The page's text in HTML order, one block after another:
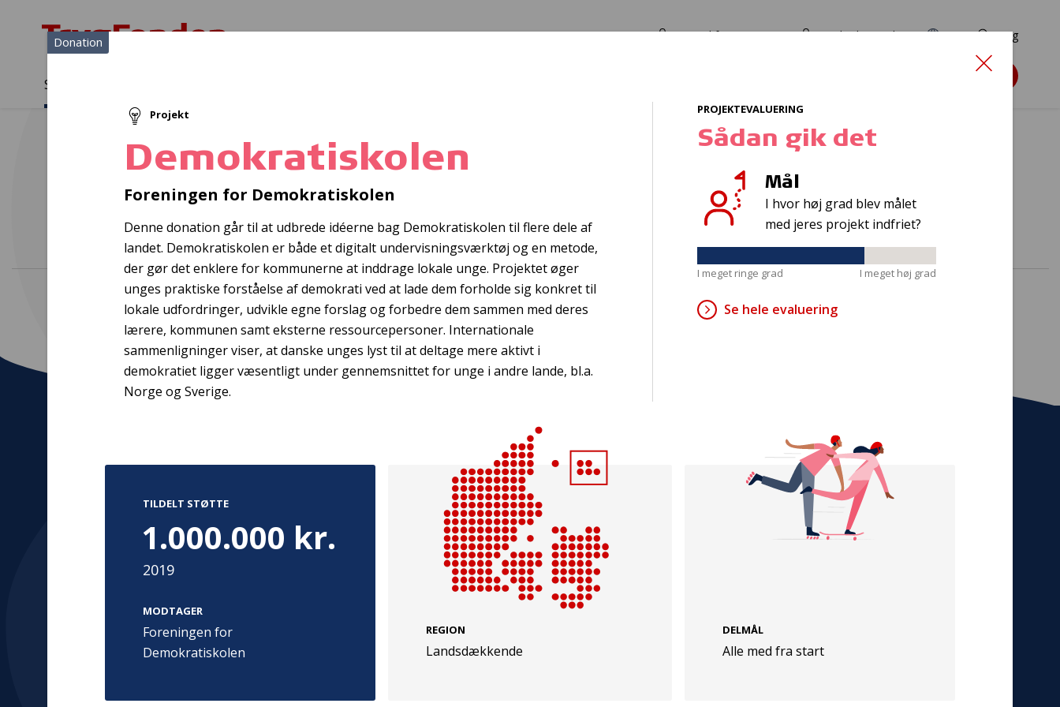
Log ind for ansøgere TryghedsPortalen EN Søg
Sådan støtter vi
Søg støtte
Projekter og donationer
Etablering af snoezelrum
Donation
Projekt
Demokratiskolen
Foreningen for Demokratiskolen
Denne donation går til at udbrede idéerne bag Demokratiskolen til flere dele af
landet. Demokratiskolen er både et digitalt undervisningsværktøj og en metode,
der gør det enklere for kommunerne at inddrage lokale unge. Projektet øger
unges praktiske forståelse af demokrati ved at lade dem forholde sig konkret til
lokale udfordringer, udvikle egne forslag og forbedre dem sammen med deres
lærere, kommunen samt eksterne ressourcepersoner. Internationale
sammenligninger viser, at danske unges lyst til at deltage mere aktivt i
demokratiet ligger væsentligt under gennemsnittet for unge i andre lande, bl.a.
Norge og Sverige.
PROJEKTEVALUERING
Sådan gik det
Mål
I hvor høj grad blev målet
med jeres projekt indfriet?
I meget ringe grad I meget høj grad
Se hele evaluering
TILDELT STØTTE
1.000.000 kr.
2019
MODTAGER
Foreningen for
Demokratiskolen
REGION
Landsdækkende
DELMÅL
Alle med fra start
Tilmeld nyhedsbrev
De seneste nyheder om TrygFondens og
TryghedsGruppens aktiviteter direkte i din
indbakke.
info@trygfonden.dk
TryghedsGruppen
info@tryghedsgruppen.dk
Denmark
Vis vej hertil
Persondata
Følg os
TryghedsGruppen
Facebook LinkedIn
TrygFonden